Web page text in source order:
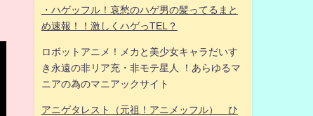
・ハゲッフル！哀愁のハゲ男の髪ってるまと
め速報！！激しくハゲっTEL？
ロボットアニメ！メカと美少女キャラだいす
き永遠の非リア充・非モテ星人 ！あらゆるマ
ニアの為のマニアックサイト
アニゲタレスト（元祖！アニメッフル） ひ